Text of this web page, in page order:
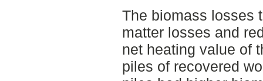
The biomass losses
matter losses and
net heating value of
piles of recovered